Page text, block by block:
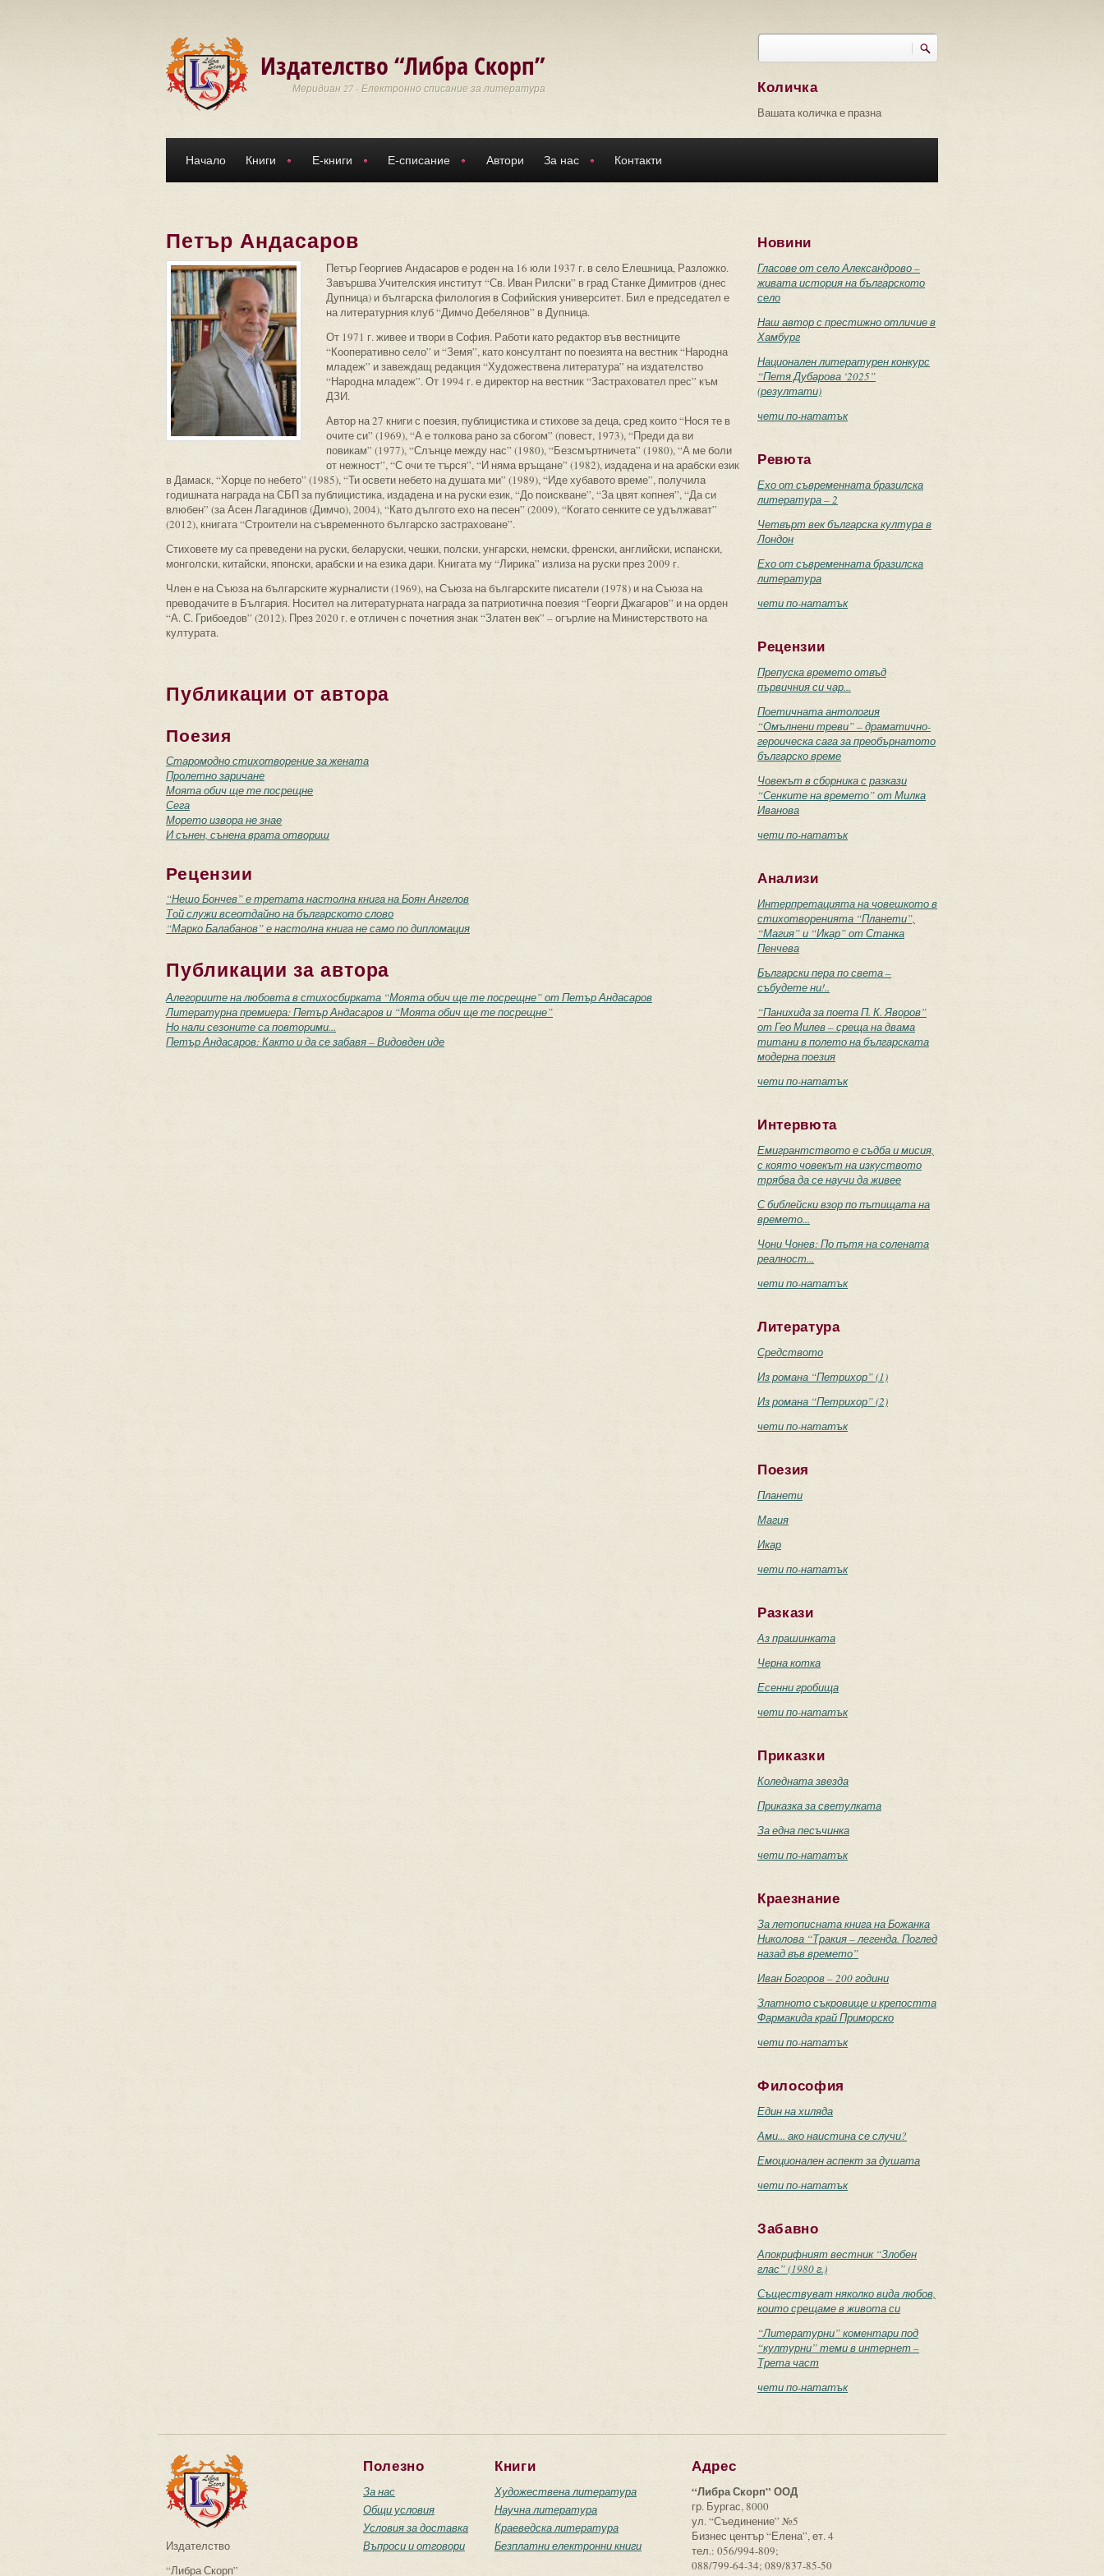
Издателство “Либра Скорп”
Меридиан 27 - Електронно списание за литература
Търси
Количка
Вашата количка е празна
Начало Книги Е-книги Е-списание Автори За нас Контакти
Петър Андасаров
Петър Георгиев Андасаров е роден на 16 юли 1937 г. в село Елешница, Разложко.
Завършва Учителския институт “Св. Иван Рилски” в град Станке Димитров (днес
Дупница) и българска филология в Софийския университет. Бил е председател е
на литературния клуб “Димчо Дебелянов” в Дупница.
От 1971 г. живее и твори в София. Работи като редактор във вестниците
“Кооперативно село” и “Земя”, като консултант по поезията на вестник “Народна
младеж” и завеждащ редакция “Художествена литература” на издателство
“Народна младеж”. От 1994 г. е директор на вестник “Застраховател прес” към
ДЗИ.
Автор на 27 книги с поезия, публицистика и стихове за деца, сред които “Нося те в
очите си” (1969), “А е толкова рано за сбогом” (повест, 1973), “Преди да ви
повикам” (1977), “Слънце между нас” (1980), “Безсмъртничета” (1980), “А ме боли
от нежност”, “С очи те търся”, “И няма връщане” (1982), издадена и на арабски език
в Дамаск, “Хорце по небето” (1985), “Ти освети небето на душата ми” (1989), “Иде хубавото време”, получила
годишната награда на СБП за публицистика, издадена и на руски език, “До поискване”, “За цвят копнея”, “Да си
влюбен” (за Асен Лагадинов (Димчо), 2004), “Като дългото ехо на песен” (2009), “Когато сенките се удължават”
(2012), книгата “Строители на съвременното българско застраховане”.
Стиховете му са преведени на руски, беларуски, чешки, полски, унгарски, немски, френски, английски, испански,
монголски, китайски, японски, арабски и на езика дари. Книгата му “Лирика” излиза на руски през 2009 г.
Член е на Съюза на българските журналисти (1969), на Съюза на българските писатели (1978) и на Съюза на
преводачите в България. Носител на литературната награда за патриотична поезия “Георги Джагаров” и на орден
“А. С. Грибоедов” (2012). През 2020 г. е отличен с почетния знак “Златен век” – огърлие на Министерството на
културата.
Публикации от автора
Поезия
Старомодно стихотворение за жената
Пролетно заричане
Моята обич ще те посрещне
Сега
Морето извора не знае
И сънен, сънена врата отвориш
Рецензии
“Нешо Бончев” е третата настолна книга на Боян Ангелов
Той служи всеотдайно на българското слово
“Марко Балабанов” е настолна книга не само по дипломация
Публикации за автора
Алегориите на любовта в стихосбирката “Моята обич ще те посрещне” от Петър Андасаров
Литературна премиера: Петър Андасаров и “Моята обич ще те посрещне”
Но нали сезоните са повторими...
Петър Андасаров: Както и да се забавя – Видовден иде
Новини
Гласове от село Александрово –
живата история на българското
село
Наш автор с престижно отличие в
Хамбург
Национален литературен конкурс
“Петя Дубарова ‘2025”
(резултати)
чети по-нататък
Ревюта
Ехо от съвременната бразилска
литература – 2
Четвърт век българска култура в
Лондон
Ехо от съвременната бразилска
литература
чети по-нататък
Рецензии
Препуска времето отвъд
първичния си чар...
Поетичната антология
“Омълнени треви” – драматично-
героическа сага за преобърнатото
българско време
Човекът в сборника с разкази
“Сенките на времето” от Милка
Иванова
чети по-нататък
Анализи
Интерпретацията на човешкото в
стихотворенията “Планети”,
“Магия” и “Икар” от Станка
Пенчева
Български пера по света –
събудете ни!..
“Панихида за поета П. К. Яворов”
от Гео Милев – среща на двама
титани в полето на българската
модерна поезия
чети по-нататък
Интервюта
Емигрантството е съдба и мисия,
с която човекът на изкуството
трябва да се научи да живее
С библейски взор по пътищата на
времето...
Чони Чонев: По пътя на солената
реалност...
чети по-нататък
Литература
Средството
Из романа “Петрихор” (1)
Из романа “Петрихор” (2)
чети по-нататък
Поезия
Планети
Магия
Икар
чети по-нататък
Разкази
Аз прашинката
Черна котка
Есенни гробища
чети по-нататък
Приказки
Коледната звезда
Приказка за светулката
За една песъчинка
чети по-нататък
Краезнание
За летописната книга на Божанка
Николова “Тракия – легенда. Поглед
назад във времето”
Иван Богоров – 200 години
Златното съкровище и крепостта
Фармакида край Приморско
чети по-нататък
Философия
Един на хиляда
Ами... ако наистина се случи?
Емоционален аспект за душата
чети по-нататък
Забавно
Апокрифният вестник “Злобен
глас” (1980 г.)
Съществуват няколко вида любов,
които срещаме в живота си
“Литературни” коментари под
“културни” теми в интернет –
Трета част
чети по-нататък
Издателство
“Либра Скорп”
Полезно
За нас
Общи условия
Условия за доставка
Въпроси и отговори
Книги
Художествена литература
Научна литература
Краеведска литература
Безплатни електронни книги
Адрес
“Либра Скорп” ООД
гр. Бургас, 8000
ул. “Съединение” №5
Бизнес център “Елена”, ет. 4
тел.: 056/994-809;
088/799-64-34; 089/837-85-50